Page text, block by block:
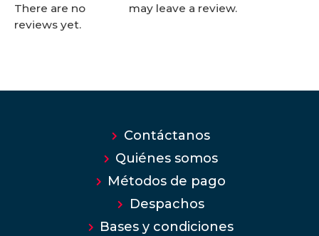
There are no
reviews yet.
may leave a review.
Contáctanos
Quiénes somos
Métodos de pago
Despachos
Bases y condiciones